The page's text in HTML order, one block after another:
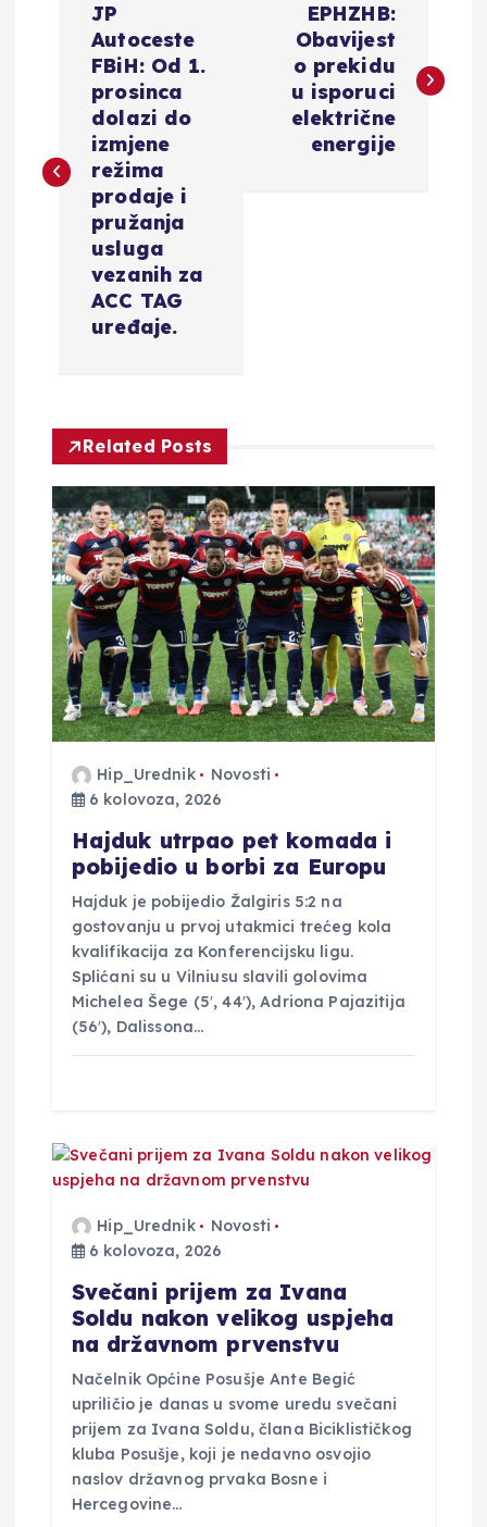
i
a
o
b
a
v
JP
Autoceste
FBiH: Od 1.
prosinca
dolazi do
izmjene
režima
prodaje i
pružanja
usluga
vezanih za
ACC TAG
uređaje.
EPHZHB:
Obavijest
o prekidu
u isporuci
električne
energije
Related Posts
Hip_Urednik
Novosti
6 kolovoza, 2026
Hajduk utrpao pet komada i
pobijedio u borbi za Europu
Hajduk je pobijedio Žalgiris 5:2 na
gostovanju u prvoj utakmici trećeg kola
kvalifikacija za Konferencijsku ligu.
Splićani su u Vilniusu slavili golovima
Michelea Šege (5′, 44′), Adriona Pajazitija
(56′), Dalissona…
Hip_Urednik
Novosti
6 kolovoza, 2026
Svečani prijem za Ivana
Soldu nakon velikog uspjeha
na državnom prvenstvu
Načelnik Općine Posušje Ante Begić
upriličio je danas u svome uredu svečani
prijem za Ivana Soldu, člana Biciklističkog
kluba Posušje, koji je nedavno osvojio
naslov državnog prvaka Bosne i
Hercegovine…